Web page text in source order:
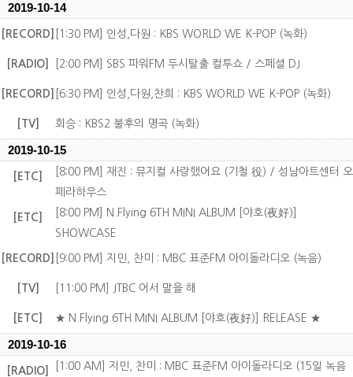
2019-10-14
[RECORD] [1:30 PM] 인성,다원 : KBS WORLD WE K-POP (녹화)
[RADIO] [2:00 PM] SBS 파워FM 두시탈출 컬투쇼 / 스페셜 DJ
[RECORD] [6:30 PM] 인성,다원,찬희 : KBS WORLD WE K-POP (녹화)
[TV] 회승 : KBS2 불후의 명곡 (녹화)
2019-10-15
[ETC]
[8:00 PM] 재진 : 뮤지컬 사랑했어요 (기철 役) / 성남아트센터 오
페라하우스
[ETC]
[8:00 PM] N.Flying 6TH MINI ALBUM [야호(夜好)]
SHOWCASE
[RECORD] [9:00 PM] 지민, 찬미 : MBC 표준FM 아이돌라디오 (녹음)
[TV] [11:00 PM] JTBC 어서 말을 해
[ETC] ★ N.Flying 6TH MINI ALBUM [야호(夜好)] RELEASE ★
2019-10-16
[RADIO]
[1:00 AM] 지민, 찬미 : MBC 표준FM 아이돌라디오 (15일 녹음